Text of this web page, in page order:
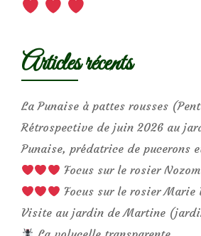
Articles récents
La Punaise à pattes rousses
Rétrospective de juin 2026 au
Punaise, prédatrice de pucerons
Focus sur le rosier
Focus sur le rosier Marie
Visite au jardin de Martine